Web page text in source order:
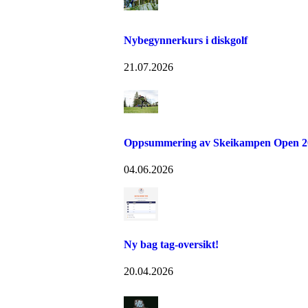
Nybegynnerkurs i diskgolf
21.07.2026
Oppsummering av Skeikampen Open
04.06.2026
Ny bag tag-oversikt!
20.04.2026